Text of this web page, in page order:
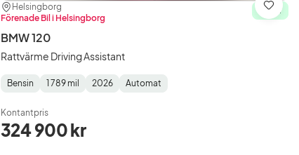
Plats:
Helsingborg
Återförsäljare:
Förenade Bil i Helsingborg
I lager
BMW 120
Rattvärme Driving Assistant
Fuel
Bensin
Mätarställning:
1 789 mil
Model
2026
Gearbox
Automat
Kontantpris
324 900 kr
Spara